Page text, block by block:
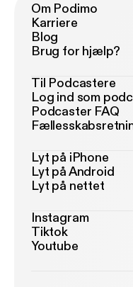
Om Podimo
Karriere
Blog
Brug for hjælp?
Til Podcastere
Log ind som
Podcaster FAQ
Lyt på iPhone
Lyt på Android
Lyt på nettet
Instagram
Tiktok
Youtube